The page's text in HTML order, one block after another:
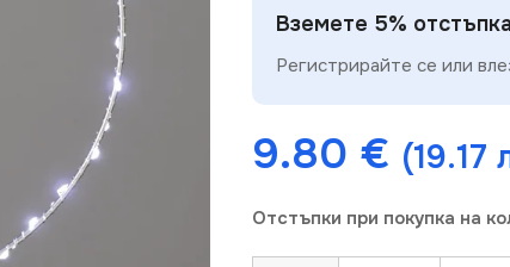
Вземете 5%
Регистрирайте се или
9.80 € (19.17
Отстъпки при покупка на